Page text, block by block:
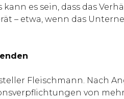
es sein, dass das
– etwa, wenn das
Fleischmann. Nach
von